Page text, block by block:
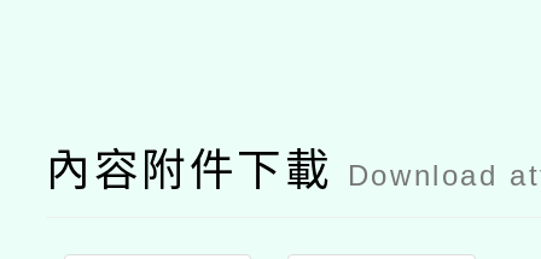
內容附件下載 Download